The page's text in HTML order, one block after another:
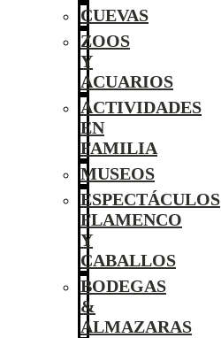
CUEVAS
ZOOS
Y
ACUARIOS
ACTIVIDADES
EN
FAMILIA
MUSEOS
ESPECTÁCULOS
FLAMENCO
Y
CABALLOS
BODEGAS
&
ALMAZARAS